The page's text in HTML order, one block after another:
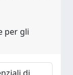
per gli